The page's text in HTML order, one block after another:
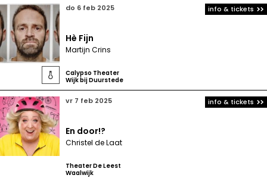

do 6 feb 2025
Hè Fijn
Martijn Crins
Calypso Theater
Wijk bij Duurstede
info & tickets
vr 7 feb 2025
En door!?
Christel de Laat
Theater De Leest
Waalwijk
info & tickets